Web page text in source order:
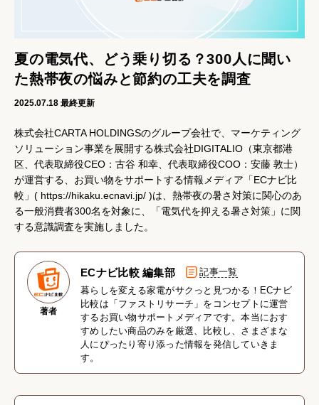
夏の電気代、どう乗り切る？300人に聞い
た熱帯夜の悩みと節約の工夫を調査
2025.07.18 最終更新
株式会社CARTA HOLDINGSのグループ会社で、マーケティング
ソリューション事業を展開する株式会社DIGITALIO（東京都港
区、代表取締役CEO：古谷 和幸、代表取締役COO：安藤 敦士）
が運営する、お買い物をサポートする情報メディア「ECナビ比
較」( https://hikaku.ecnavi.jp/ )は、熱帯夜の暑さ対策に関心のあ
る一般消費者300名を対象に、「電気代を抑える暑さ対策」に関
する意識調査を実施しました。
著者
ECナビ比較 編集部
記事一覧
暮らしを変える家電がサクっと見つかる！ECナビ
比較は「ファストリサーチ」をコンセプトに運営
するお買い物サポートメディアです。本当におす
すめしたい商品のみを厳選、比較し、さまざまな
人にぴったり寄り添った情報を発信していきま
す。